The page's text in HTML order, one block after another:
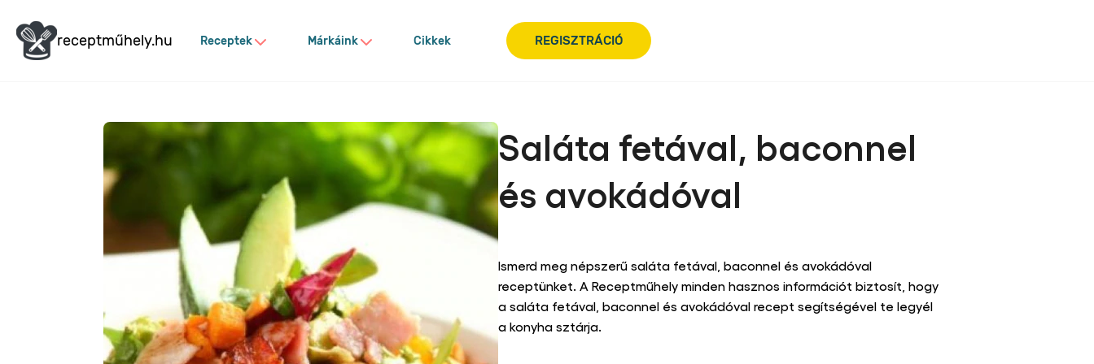
receptműhely.hu Receptek Márkáink Cikkek REGISZTRÁCIÓ
Saláta fetával, baconnel
és avokádóval
Nem
küldtek
be
értékelést
ehhez
a(z)
Írja meg a véleményét Tegyen fel egy kérdést